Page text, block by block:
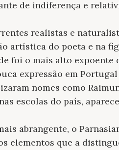
de indiferença e
realistas e
artística do poeta e na
foi o mais alto expoente
expressão em
nomes como
escolas do país,
abrangente, o
elementos que a